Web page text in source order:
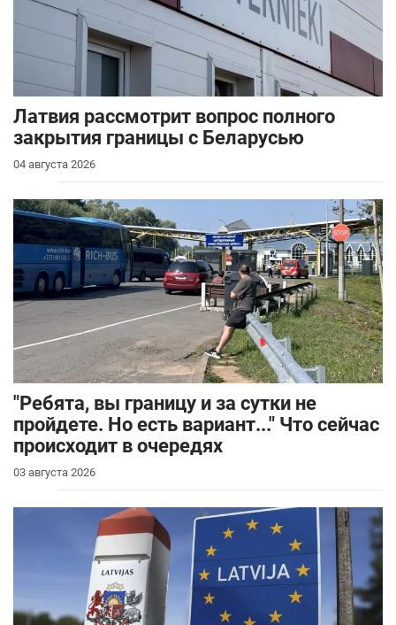
Латвия рассмотрит вопрос полного
закрытия границы с Беларусью
04 августа 2026
"Ребята, вы границу и за сутки не
пройдете. Но есть вариант..." Что сейчас
происходит в очередях
03 августа 2026